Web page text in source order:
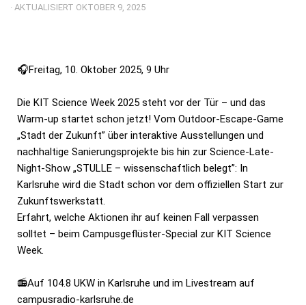
· AKTUALISIERT OKTOBER 9, 2025
🎧Freitag, 10. Oktober 2025, 9 Uhr
Die KIT Science Week 2025 steht vor der Tür – und das
Warm-up startet schon jetzt! Vom Outdoor-Escape-Game
„Stadt der Zukunft” über interaktive Ausstellungen und
nachhaltige Sanierungsprojekte bis hin zur Science-Late-
Night-Show „STULLE – wissenschaftlich belegt”: In
Karlsruhe wird die Stadt schon vor dem offiziellen Start zur
Zukunftswerkstatt.
Erfahrt, welche Aktionen ihr auf keinen Fall verpassen
solltet – beim Campusgeflüster-Special zur KIT Science
Week.
📻Auf 104.8 UKW in Karlsruhe und im Livestream auf
campusradio-karlsruhe.de